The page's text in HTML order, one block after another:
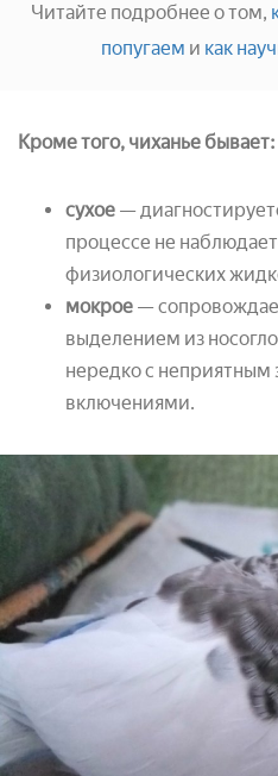
Читайте подробнее о том,
попугаем и как
Кроме того, чиханье бывает:
сухое —
процессе не
физиологических
мокрое —
выделением из
нередко с неприятным
включениями.